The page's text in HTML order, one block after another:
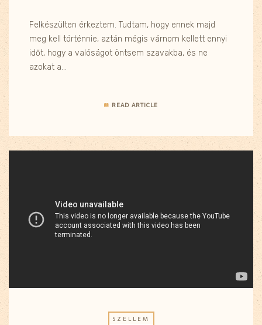
Felkészülten érkeztem. Tudtam, hogy ennek majd
meg kell történnie, aztán mégis várnom kellett ennyi
időt, hogy a valóságot öntsem szavakba, és ne
azokat a…
READ ARTICLE
SZELLEM